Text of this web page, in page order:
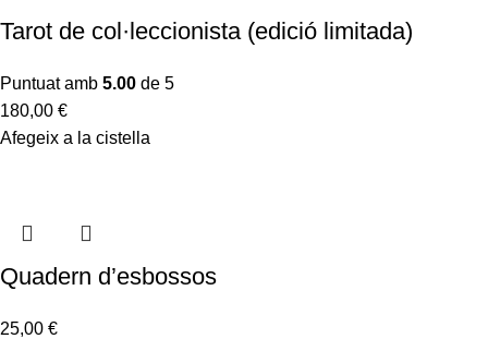
Tarot de col·leccionista (edició limitada)
Puntuat amb 5.00 de 5
180,00 €
Afegeix a la cistella
Quadern d’esbossos
25,00 €